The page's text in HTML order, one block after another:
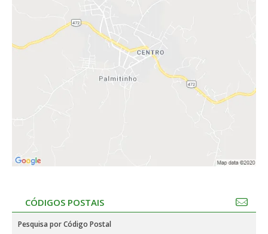
CÓDIGOS POSTAIS
Pesquisa por Código Postal